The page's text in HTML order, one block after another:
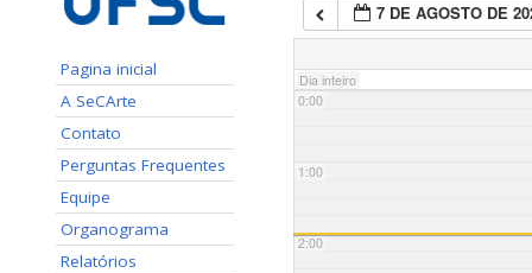
Pagina inicial
A SeCArte
Contato
Perguntas Frequentes
Equipe
Organograma
Relatórios
7 DE AGOSTO DE
Dia inteiro
0:00
1:00
2:00